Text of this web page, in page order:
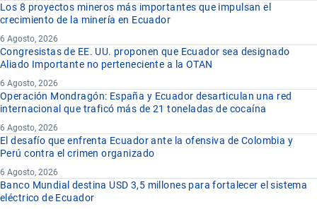
Los 8 proyectos mineros más importantes que impulsan el
crecimiento de la minería en Ecuador
6 Agosto, 2026
Congresistas de EE. UU. proponen que Ecuador sea designado
Aliado Importante no perteneciente a la OTAN
6 Agosto, 2026
Operación Mondragón: España y Ecuador desarticulan una red
internacional que traficó más de 21 toneladas de cocaína
6 Agosto, 2026
El desafío que enfrenta Ecuador ante la ofensiva de Colombia y
Perú contra el crimen organizado
6 Agosto, 2026
Banco Mundial destina USD 3,5 millones para fortalecer el sistema
eléctrico de Ecuador